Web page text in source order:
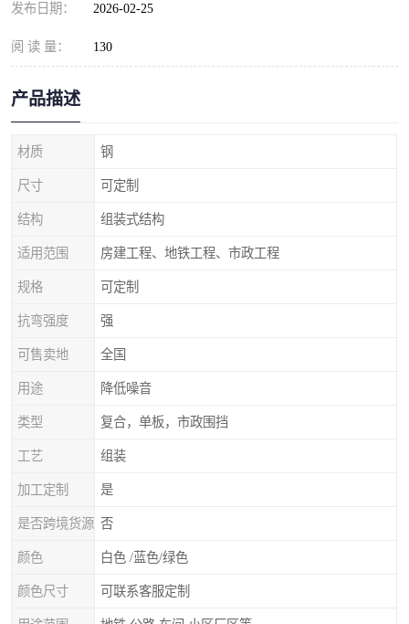
发布日期： 2026-02-25
阅 读 量： 130
产品描述
材质 钢
尺寸 可定制
结构 组装式结构
适用范围 房建工程、地铁工程、市政工程
规格 可定制
抗弯强度 强
可售卖地 全国
用途 降低噪音
类型 复合，单板，市政围挡
工艺 组装
加工定制 是
是否跨境货源 否
颜色 白色 /蓝色/绿色
颜色尺寸 可联系客服定制